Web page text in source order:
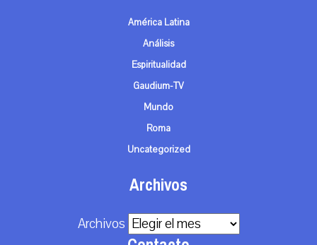
América Latina
Análisis
Espiritualidad
Gaudium-TV
Mundo
Roma
Uncategorized
Archivos
Archivos